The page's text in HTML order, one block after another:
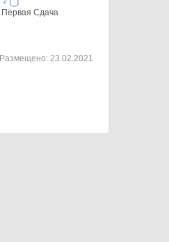
Первая Сдача
Размещено:23.02.2021